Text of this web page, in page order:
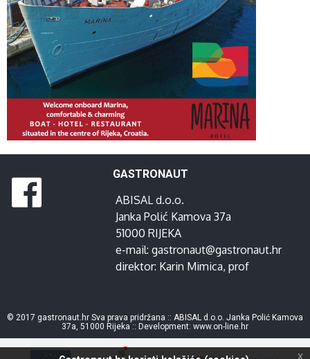
GASTRONAUT
ABISAL d.o.o.
Janka Polić Kamova 37a
51000 RIJEKA
e-mail: gastronaut@gastronaut.hr
direktor: Karin Mimica, prof
© 2017 gastronaut.hr Sva prava pridržana :: ABISAL d.o.o. Janka Polić Kamova
37a, 51000 Rijeka :: Development: www.on-line.hr
x